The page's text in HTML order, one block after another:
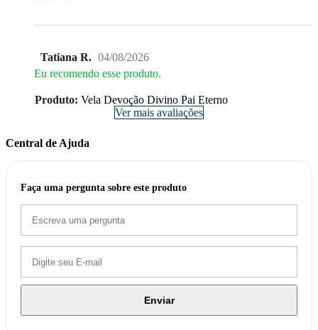
Tatiana R. 04/08/2026
Eu recomendo esse produto.
Produto: Vela Devoção Divino Pai Eterno
Ver mais avaliações
Central de Ajuda
Faça uma pergunta sobre este produto
Enviar